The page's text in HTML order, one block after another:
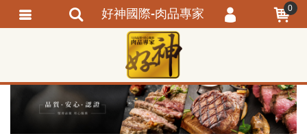
-------------------------- ---------------------------------
好神國際-肉品專家 0
會員登入
會員註冊
忘記密碼
訂單查詢
繁體中文